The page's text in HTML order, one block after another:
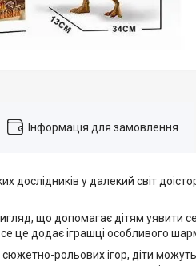
Інформація для замовлення
дослідників у далекий світ
що допомагає дітям уявити
це додає іграшці особливого
сюжетно-рольових ігор, діти